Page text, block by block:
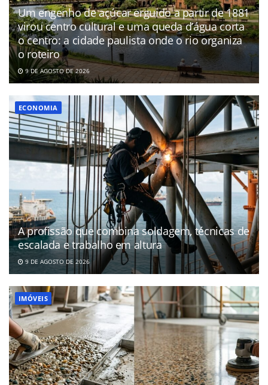
Um engenho de açúcar erguido a partir de 1881
virou centro cultural e uma queda d’água corta
o centro: a cidade paulista onde o rio organiza
o roteiro
9 DE AGOSTO DE 2026
ECONOMIA
A profissão que combina soldagem, técnicas de
escalada e trabalho em altura
9 DE AGOSTO DE 2026
IMÓVEIS